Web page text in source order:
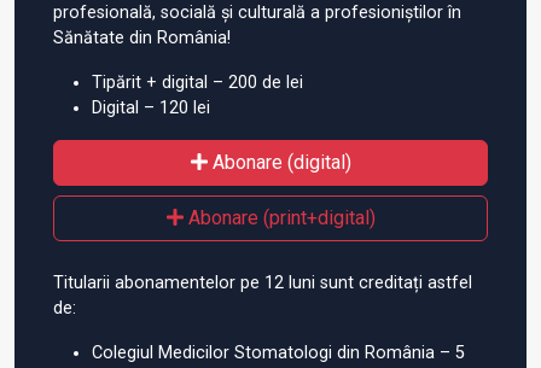
profesională, socială și culturală a profesioniștilor în
Sănătate din România!
Tipărit + digital – 200 de lei
Digital – 120 lei
Abonare (digital)
Abonare (print+digital)
Titularii abonamentelor pe 12 luni sunt creditați astfel
de:
Colegiul Medicilor Stomatologi din România – 5